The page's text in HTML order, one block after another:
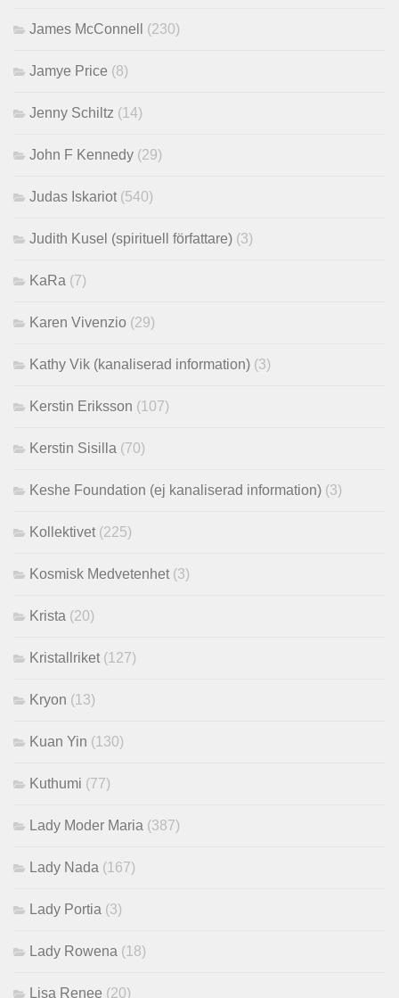
James McConnell (230)
Jamye Price (8)
Jenny Schiltz (14)
John F Kennedy (29)
Judas Iskariot (540)
Judith Kusel (spirituell författare) (3)
KaRa (7)
Karen Vivenzio (29)
Kathy Vik (kanaliserad information) (3)
Kerstin Eriksson (107)
Kerstin Sisilla (70)
Keshe Foundation (ej kanaliserad information) (3)
Kollektivet (225)
Kosmisk Medvetenhet (3)
Krista (20)
Kristallriket (127)
Kryon (13)
Kuan Yin (130)
Kuthumi (77)
Lady Moder Maria (387)
Lady Nada (167)
Lady Portia (3)
Lady Rowena (18)
Lisa Renee (20)